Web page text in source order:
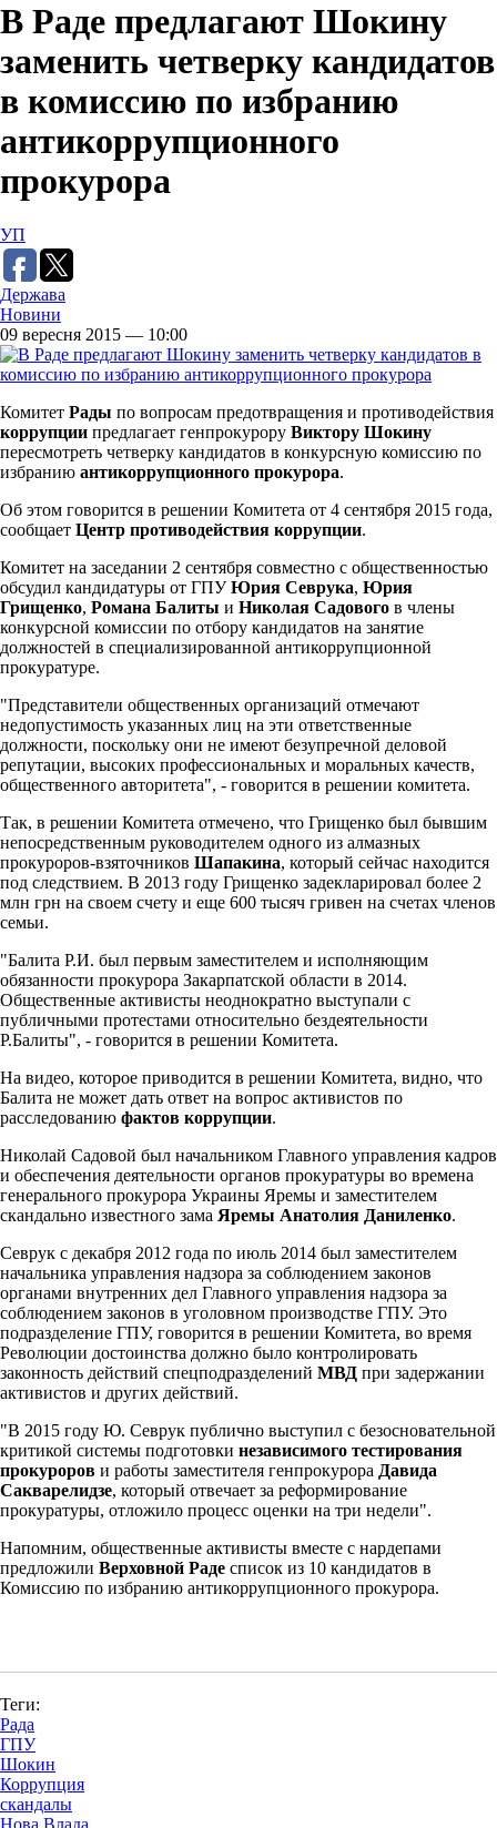
В Раде предлагают Шокину
заменить четверку кандидатов
в комиссию по избранию
антикоррупционного
прокурора
УП
Держава
Новини
09 вересня 2015 — 10:00
Комитет Рады по вопросам предотвращения и противодействия
коррупции предлагает генпрокурору Виктору Шокину
пересмотреть четверку кандидатов в конкурсную комиссию по
избранию антикоррупционного прокурора.
Об этом говорится в решении Комитета от 4 сентября 2015 года,
сообщает Центр противодействия коррупции.
Комитет на заседании 2 сентября совместно с общественностью
обсудил кандидатуры от ГПУЮрия Севрука, Юрия
Грищенко, Романа Балиты и Николая Садового в члены
конкурсной комиссии по отбору кандидатов на занятие
должностей в специализированной антикоррупционной
прокуратуре.
"Представители общественных организаций отмечают
недопустимость указанных лиц на эти ответственные
должности, поскольку они не имеют безупречной деловой
репутации, высоких профессиональных и моральных качеств,
общественного авторитета", - говорится в решении комитета.
Так, в решении Комитета отмечено, что Грищенко был бывшим
непосредственным руководителем одного из алмазных
прокуроров-взяточников Шапакина, который сейчас находится
под следствием. В 2013 году Грищенко задекларировал более 2
млн грн на своем счету и еще 600 тысяч гривен на счетах членов
семьи.
"Балита Р.И. был первым заместителем и исполняющим
обязанности прокурора Закарпатской области в 2014.
Общественные активисты неоднократно выступали с
публичными протестами относительно бездеятельности
Р.Балиты", - говорится в решении Комитета.
На видео, которое приводится в решении Комитета, видно, что
Балита не может дать ответ на вопрос активистов по
расследованию фактов коррупции.
Николай Садовой был начальником Главного управления кадров
и обеспечения деятельности органов прокуратуры во времена
генерального прокурора Украины Яремы и заместителем
скандально известного зама Яремы Анатолия Даниленко.
Севрук с декабря 2012 года по июль 2014 был заместителем
начальника управления надзора за соблюдением законов
органами внутренних дел Главного управления надзора за
соблюдением законов в уголовном производстве ГПУ. Это
подразделение ГПУ, говорится в решении Комитета, во время
Революции достоинства должно было контролировать
законность действий спецподразделений МВД при задержании
активистов и других действий.
"В 2015 году Ю. Севрук публично выступил с безосновательной
критикой системы подготовки независимого тестирования
прокуроров и работы заместителя генпрокурора Давида
Сакварелидзе, который отвечает за реформирование
прокуратуры, отложило процесс оценки на три недели".
Напомним, общественные активисты вместе с нардепами
предложили Верховной Раде список из 10 кандидатов в
Комиссию по избранию антикоррупционного прокурора.
Теги:
Рада
ГПУ
Шокин
Коррупция
скандалы
Нова Влада